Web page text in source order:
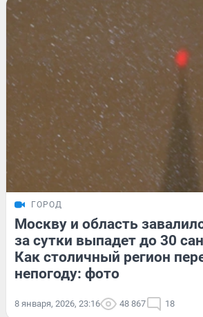
ГОРОД
Москву и область
за сутки выпадет до 30
Как столичный регион
непогоду: фото
8 января, 2026, 23:16 48 867 18